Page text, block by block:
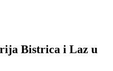
Bistrica i Laz u